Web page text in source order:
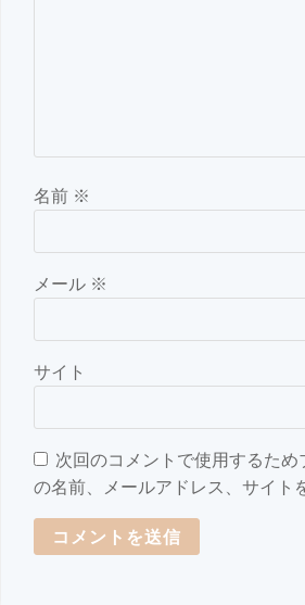
名前 ※
メール ※
サイト
次回のコメントで使用するた
の名前、メールアドレス、サイト